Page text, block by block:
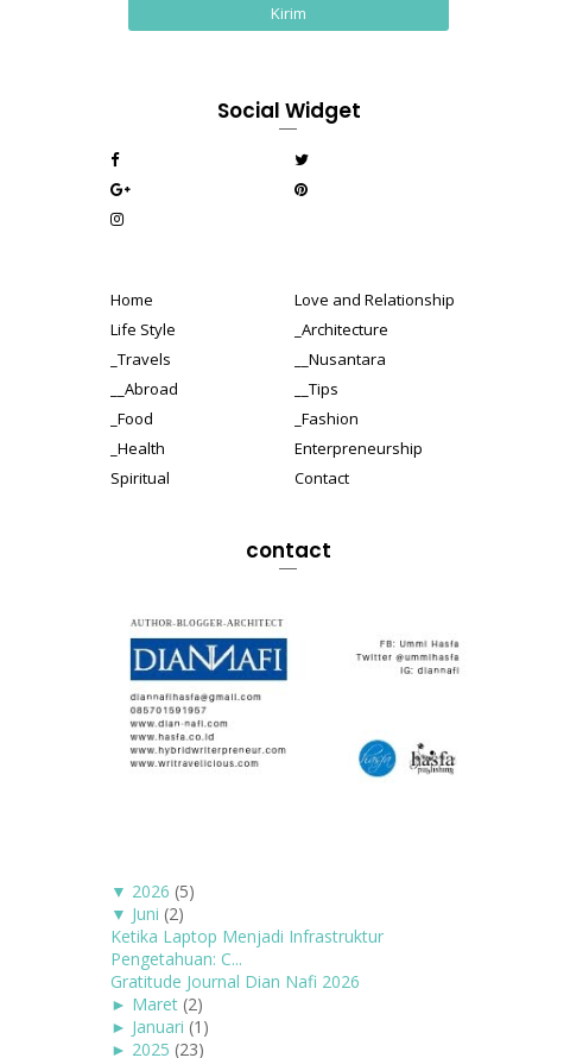
Social Widget
Home
Love and Relationship
Life Style
_Architecture
_Travels
__Nusantara
__Abroad
__Tips
_Food
_Fashion
_Health
Enterpreneurship
Spiritual
Contact
contact
▼ 2026 (5)
▼ Juni (2)
Ketika Laptop Menjadi Infrastruktur
Pengetahuan: C...
Gratitude Journal Dian Nafi 2026
► Maret (2)
► Januari (1)
► 2025 (23)